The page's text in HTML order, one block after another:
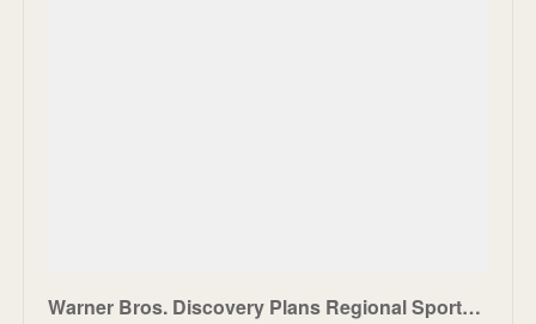
Warner Bros. Discovery Plans Regional Sports Networks Exit